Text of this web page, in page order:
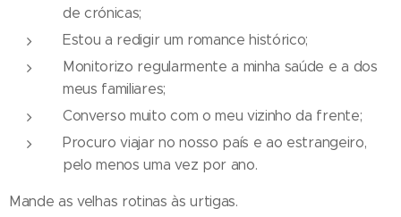
de crónicas;
Estou a redigir um romance histórico;
Monitorizo regularmente a minha saúde e a dos
meus familiares;
Converso muito com o meu vizinho da frente;
Procuro viajar no nosso país e ao estrangeiro,
pelo menos uma vez por ano.
Mande as velhas rotinas às urtigas.